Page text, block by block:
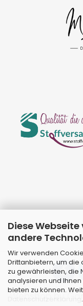
Diese
andere
Wir verwenden
Drittanbietern, um die
zu gewährleisten, die
analysieren und
bieten zu können.
.
Webshopby